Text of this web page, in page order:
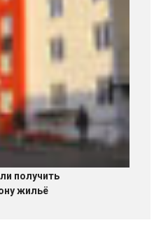
получить
жильё